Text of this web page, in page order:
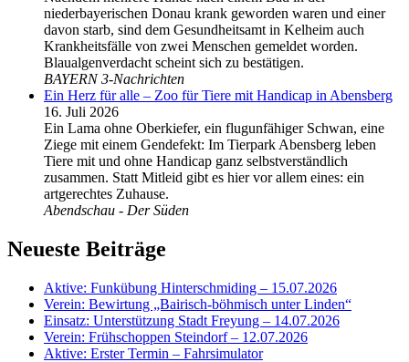
niederbayerischen Donau krank geworden waren und einer
davon starb, sind dem Gesundheitsamt in Kelheim auch
Krankheitsfälle von zwei Menschen gemeldet worden.
Blaualgenverdacht scheint sich zu bestätigen.
BAYERN 3-Nachrichten
Ein Herz für alle – Zoo für Tiere mit Handicap in Abensberg
16. Juli 2026
Ein Lama ohne Oberkiefer, ein flugunfähiger Schwan, eine
Ziege mit einem Gendefekt: Im Tierpark Abensberg leben
Tiere mit und ohne Handicap ganz selbstverständlich
zusammen. Statt Mitleid gibt es hier vor allem eines: ein
artgerechtes Zuhause.
Abendschau - Der Süden
Neueste Beiträge
Aktive: Funkübung Hinterschmiding – 15.07.2026
Verein: Bewirtung „Bairisch-böhmisch unter Linden“
Einsatz: Unterstützung Stadt Freyung – 14.07.2026
Verein: Frühschoppen Steindorf – 12.07.2026
Aktive: Erster Termin – Fahrsimulator